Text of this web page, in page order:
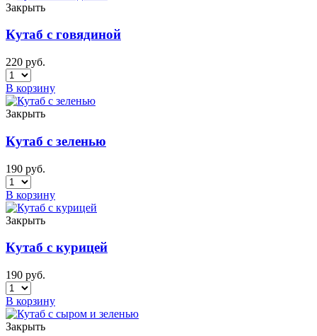
Закрыть
Кутаб с говядиной
220 руб.
В корзину
Закрыть
Кутаб с зеленью
190 руб.
В корзину
Закрыть
Кутаб с курицей
190 руб.
В корзину
Закрыть